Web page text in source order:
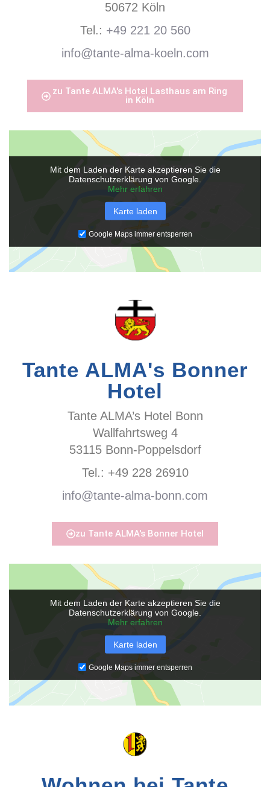
Mit dem Laden der Karte akzeptieren Sie die
Datenschutzerklärung von Google.
Mehr erfahren
Karte laden
Google Maps immer entsperren
50672 Köln
Tel.: +49 221 20 560
info@tante-alma-koeln.com
zu Tante ALMA's Hotel Lasthaus am Ring
in Köln
Tante ALMA's Bonner
Hotel
Tante ALMA’s Hotel Bonn
Wallfahrtsweg 4
53115 Bonn-Poppelsdorf
Tel.: +49 228 26910
info@tante-alma-bonn.com
zu Tante ALMA's Bonner Hotel
Mit dem Laden der Karte akzeptieren Sie die
Datenschutzerklärung von Google.
Mehr erfahren
Karte laden
Google Maps immer entsperren